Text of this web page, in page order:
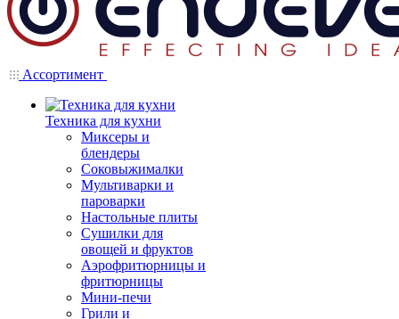
Ассортимент
Техника для кухни
Миксеры и
блендеры
Соковыжималки
Мультиварки и
пароварки
Настольные плиты
Сушилки для
овощей и фруктов
Аэрофритюрницы и
фритюрницы
Мини-печи
Грили и